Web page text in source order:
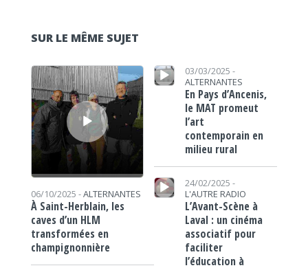
SUR LE MÊME SUJET
Lecteur audio
06/10/2025 -ALTERNANTES
À Saint-Herblain, les
caves d’un HLM
transformées en
champignonnière
Lecteur audio
03/03/2025 -
ALTERNANTES
En Pays d’Ancenis,
le MAT promeut
l’art
contemporain en
milieu rural
Lecteur audio
24/02/2025 -
L'AUTRE RADIO
L’Avant-Scène à
Laval : un cinéma
associatif pour
faciliter
l’éducation à